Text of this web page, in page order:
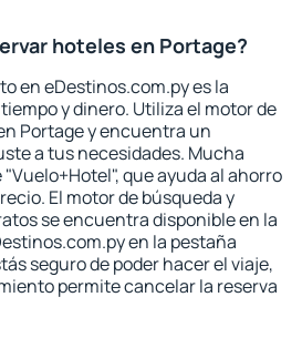
hoteles en Portage?
en eDestinos.com.py es la
y dinero. Utiliza el motor de
Portage y encuentra un
a tus necesidades. Mucha
que ayuda al ahorro
El motor de búsqueda y
se encuentra disponible en la
en la pestaña
seguro de poder hacer el viaje,
permite cancelar la reserva